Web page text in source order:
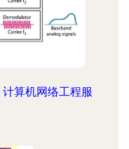
算机网络工程服